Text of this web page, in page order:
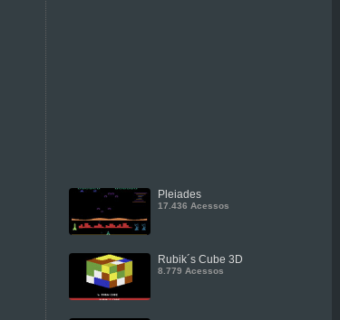
Pleiades
17.436 Acessos
Rubik´s Cube 3D
8.779 Acessos